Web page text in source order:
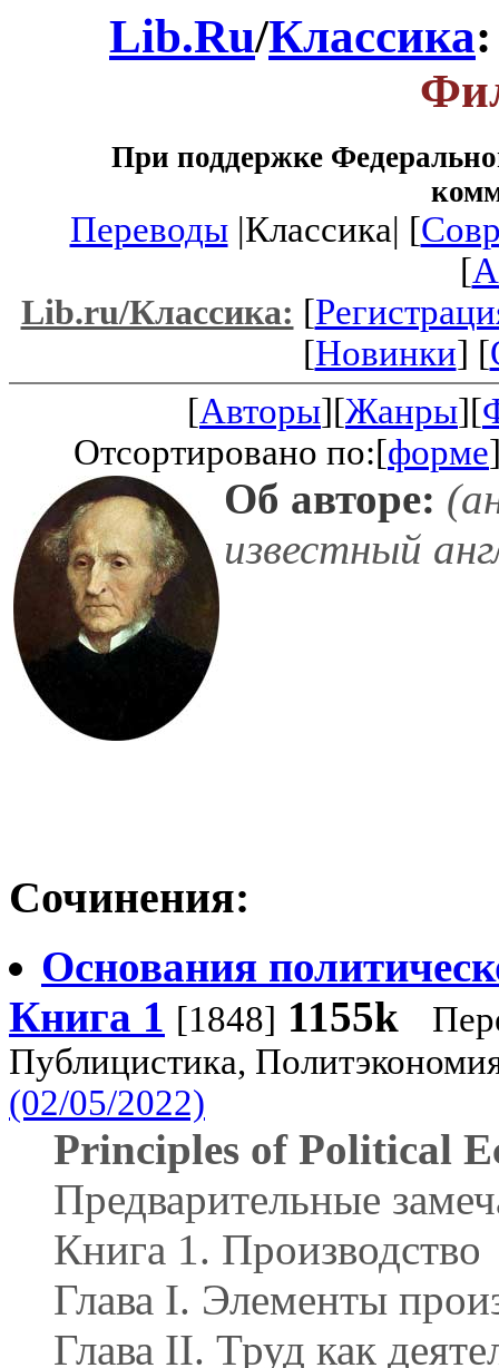
Lib.Ru/Классика
При поддержке
Переводы|Классика| [
[
Lib.ru/Классика: [
[Новинки] [
[Авторы][Жанры][
Отсортировано по:[форме
Об авторе:
известный
Сочинения:
Основания
Книга 1 [1848] 1155k
Публицистика,
(02/05/2022)
Principles of Political
Предварительные
Книга 1. Производство
Глава I. Элементы
Глава II. Труд как